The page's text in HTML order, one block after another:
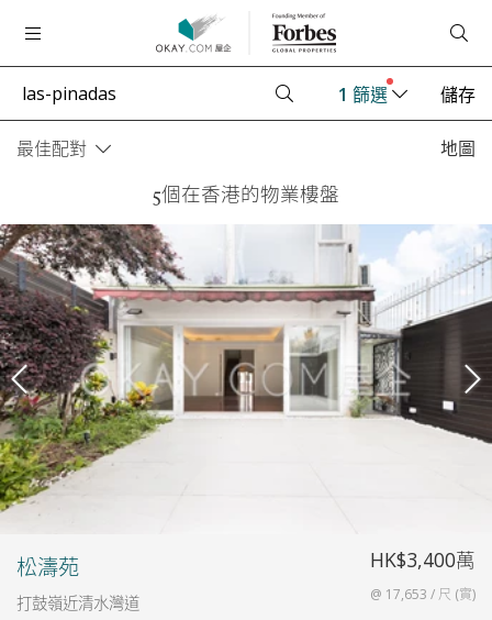
1 篩選 儲存
最佳配對 地圖
5個在香港的物業樓盤
松濤苑
打鼓嶺近清水灣道
HK$3,400萬
@ 17,653 / 尺 (實)